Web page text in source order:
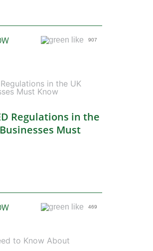
907
Regulations in the
Must
469